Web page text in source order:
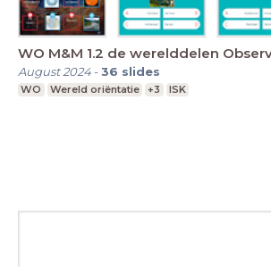
WO M&M 1.2 de werelddelen
August 2024-36 slides
WO Wereld oriëntatie +3 ISK